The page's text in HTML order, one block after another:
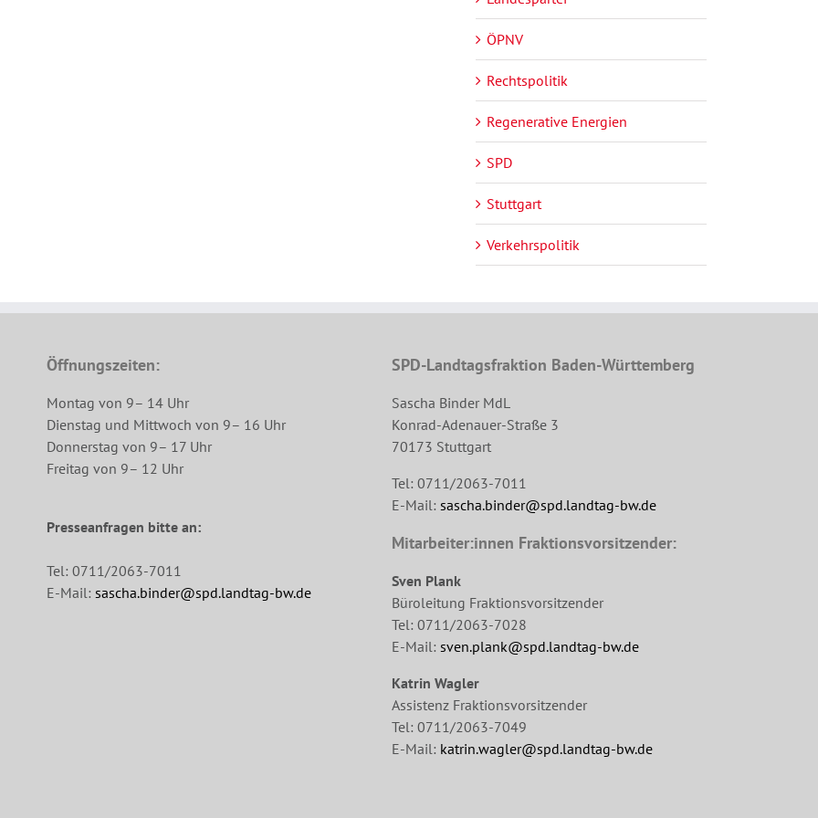
ÖPNV
Rechtspolitik
Regenerative Energien
SPD
Stuttgart
Verkehrspolitik
Öffnungszeiten:
Montag von 9– 14 Uhr
Dienstag und Mittwoch von 9– 16 Uhr
Donnerstag von 9– 17 Uhr
Freitag von 9– 12 Uhr
Presseanfragen bitte an:
Tel: 0711/2063-7011
E-Mail:sascha.binder@spd.landtag-bw.de
SPD-Landtagsfraktion Baden-Württemberg
Sascha Binder MdL
Konrad-Adenauer-Straße 3
70173 Stuttgart
Tel: 0711/2063-7011
E-Mail: sascha.binder@spd.landtag-bw.de
Mitarbeiter:innen Fraktionsvorsitzender:
Sven Plank
Büroleitung Fraktionsvorsitzender
Tel: 0711/2063-7028
E-Mail: sven.plank@spd.landtag-bw.de
Katrin Wagler
Assistenz Fraktionsvorsitzender
Tel: 0711/2063-7049
E-Mail: katrin.wagler@spd.landtag-bw.de